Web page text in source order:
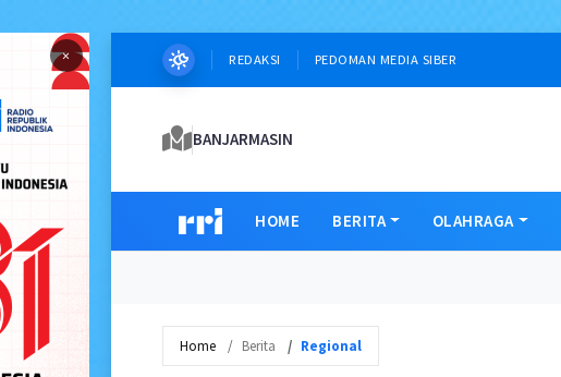
× REDAKSI PEDOMAN MEDIA SIBER
BANJARMASIN
HOME BERITA OLAHRAGA
Home Berita Regional